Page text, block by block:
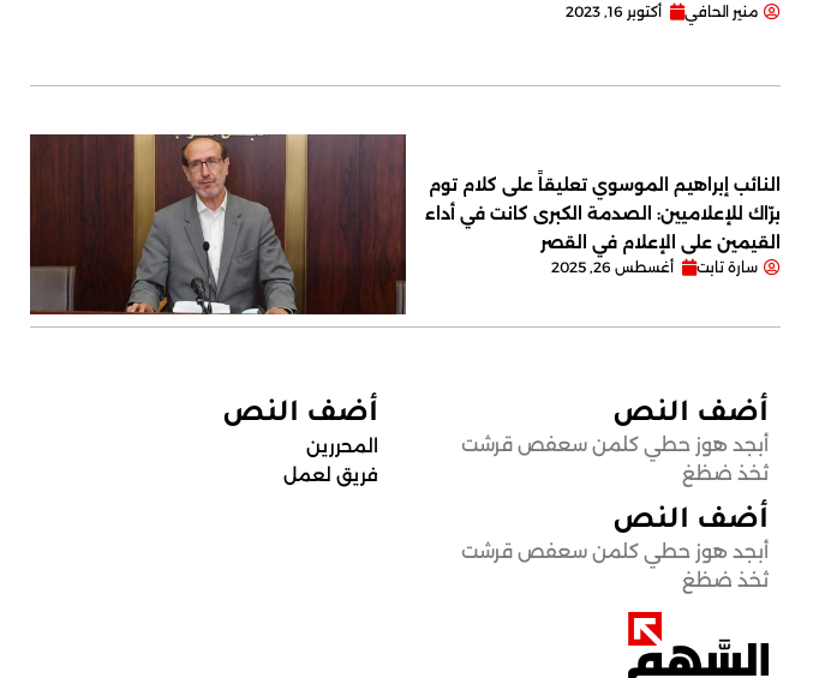
منير الحافي أكتوبر 16, 2023
النائب إبراهيم الموسوي تعليقاً على كلام توم
برّاك للإعلاميين: الصدمة الكبرى كانت في أداء
القيمين على ‏الإعلام في القصر
سارة تابت أغسطس 26, 2025
أضف النص
أبجد هوز حطي كلمن سعفص قرشت
ثخذ ضظغ
أضف النص
أبجد هوز حطي كلمن سعفص قرشت
ثخذ ضظغ
أضف النص
المحررين
فريق لعمل